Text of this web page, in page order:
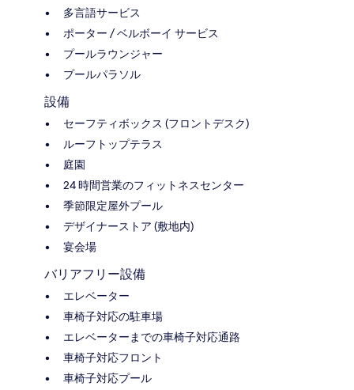
多言語サービス
ポーター / ベルボーイ サービス
プールラウンジャー
プールパラソル
設備
セーフティボックス (フロントデスク)
ルーフトップテラス
庭園
24 時間営業のフィットネスセンター
季節限定屋外プール
デザイナーストア (敷地内)
宴会場
バリアフリー設備
エレベーター
車椅子対応の駐車場
エレベーターまでの車椅子対応通路
車椅子対応フロント
車椅子対応プール